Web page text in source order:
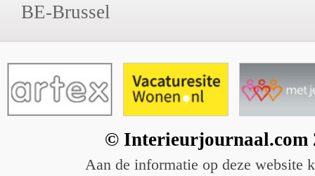
BE-Brussel
© Interieurjournaal.com
Aan de informatie op deze website